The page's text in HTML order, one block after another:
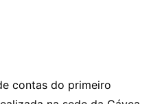
contas do primeiro